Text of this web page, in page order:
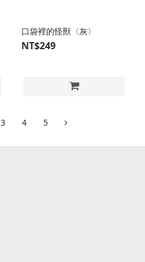
口袋裡的怪獸〈灰〉
NT$249
3 4 5